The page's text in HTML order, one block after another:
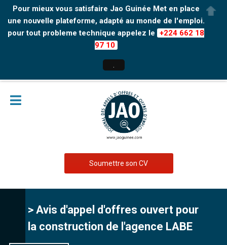
Pour mieux vous satisfaire Jao Guinée Met en place
une nouvelle plateforme, adapté au monde de l'emploi.
pour tout probleme technique appelez le +224 662 18
97 10
Soumettre son CV
> Avis d'appel d'offres ouvert pour
la construction de l'agence LABE